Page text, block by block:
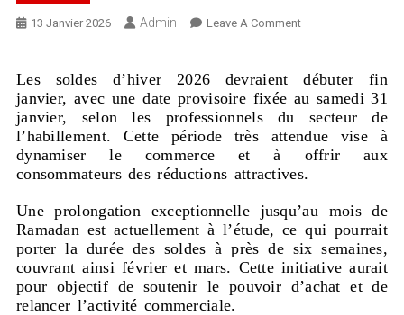
13 Janvier 2026 Admin Leave A Comment
Les soldes d’hiver 2026 devraient débuter fin
janvier, avec une date provisoire fixée au samedi 31
janvier, selon les professionnels du secteur de
l’habillement. Cette période très attendue vise à
dynamiser le commerce et à offrir aux
consommateurs des réductions attractives.
Une prolongation exceptionnelle jusqu’au mois de
Ramadan est actuellement à l’étude, ce qui pourrait
porter la durée des soldes à près de six semaines,
couvrant ainsi février et mars. Cette initiative aurait
pour objectif de soutenir le pouvoir d’achat et de
relancer l’activité commerciale.